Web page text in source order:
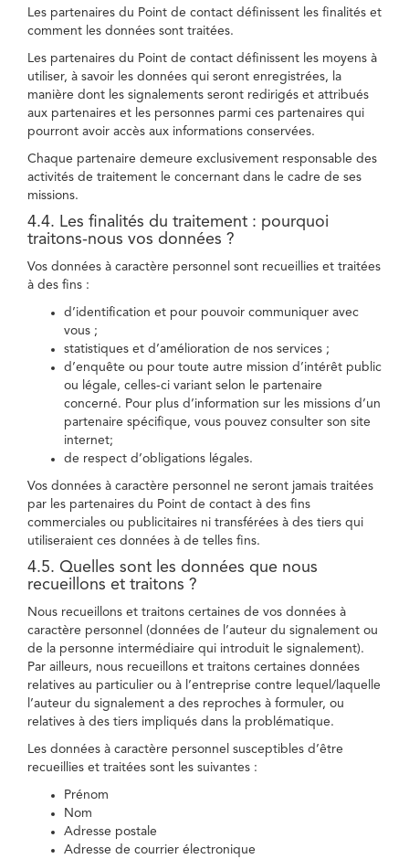
Les partenaires du Point de contact définissent les finalités et
comment les données sont traitées.
Les partenaires du Point de contact définissent les moyens à
utiliser, à savoir les données qui seront enregistrées, la
manière dont les signalements seront redirigés et attribués
aux partenaires et les personnes parmi ces partenaires qui
pourront avoir accès aux informations conservées.
Chaque partenaire demeure exclusivement responsable des
activités de traitement le concernant dans le cadre de ses
missions.
4.4. Les finalités du traitement : pourquoi
traitons-nous vos données ?
Vos données à caractère personnel sont recueillies et traitées
à des fins :
d’identification et pour pouvoir communiquer avec
vous ;
statistiques et d’amélioration de nos services ;
d’enquête ou pour toute autre mission d’intérêt public
ou légale, celles-ci variant selon le partenaire
concerné. Pour plus d’information sur les missions d’un
partenaire spécifique, vous pouvez consulter son site
internet;
de respect d’obligations légales.
Vos données à caractère personnel ne seront jamais traitées
par les partenaires du Point de contact à des fins
commerciales ou publicitaires ni transférées à des tiers qui
utiliseraient ces données à de telles fins.
4.5. Quelles sont les données que nous
recueillons et traitons ?
Nous recueillons et traitons certaines de vos données à
caractère personnel (données de l’auteur du signalement ou
de la personne intermédiaire qui introduit le signalement).
Par ailleurs, nous recueillons et traitons certaines données
relatives au particulier ou à l’entreprise contre lequel/laquelle
l’auteur du signalement a des reproches à formuler, ou
relatives à des tiers impliqués dans la problématique.
Les données à caractère personnel susceptibles d’être
recueillies et traitées sont les suivantes :
Prénom
Nom
Adresse postale
Adresse de courrier électronique